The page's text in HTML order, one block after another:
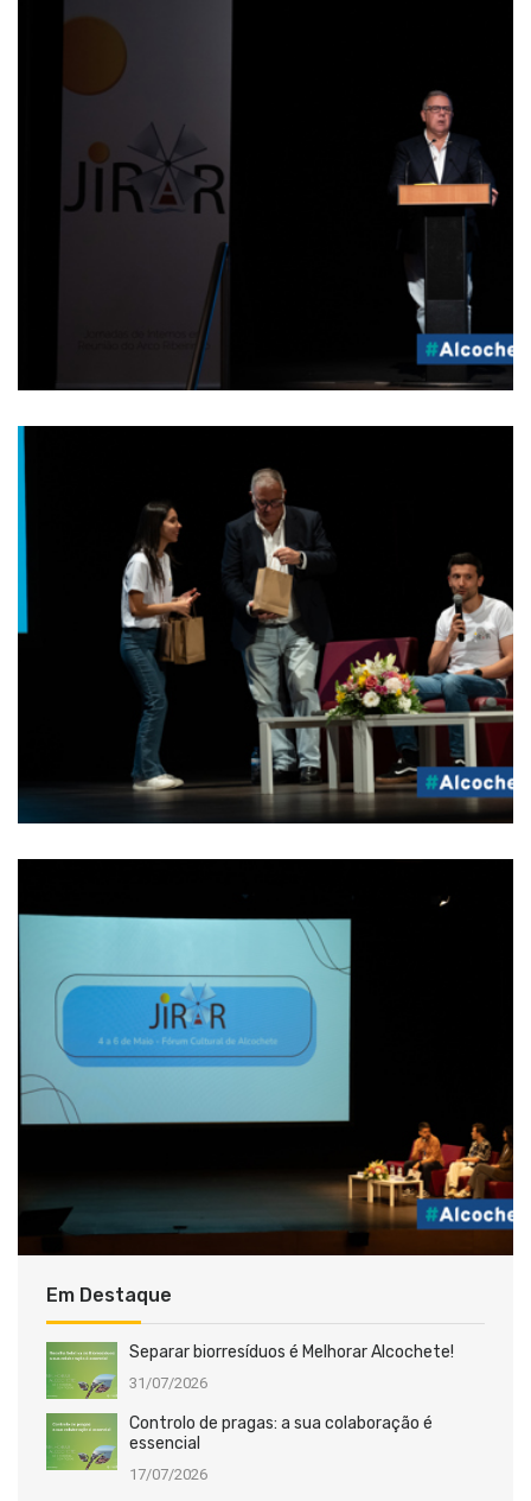
Em Destaque
Separar biorresíduos é Melhorar Alcochete!
31/07/2026
Controlo de pragas: a sua colaboração é
essencial
17/07/2026